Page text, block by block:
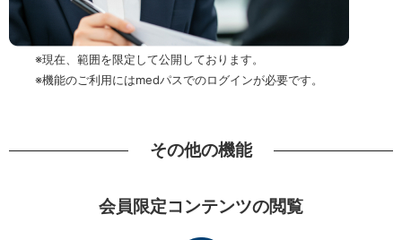
※現在、範囲を限定して公開しております。
※機能のご利用にはmedパスでのログインが必要です。
その他の機能
会員限定コンテンツの閲覧